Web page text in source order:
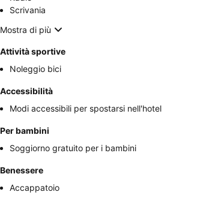
Scrivania
Mostra di più
Attività sportive
Noleggio bici
Accessibilità
Modi accessibili per spostarsi nell'hotel
Per bambini
Soggiorno gratuito per i bambini
Benessere
Accappatoio